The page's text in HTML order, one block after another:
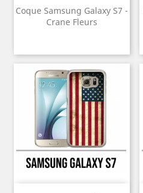
Coque Samsung Galaxy S7 -
Crane Fleurs